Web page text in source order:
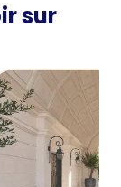
sur